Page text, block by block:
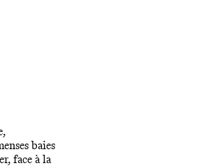
baies
face à la